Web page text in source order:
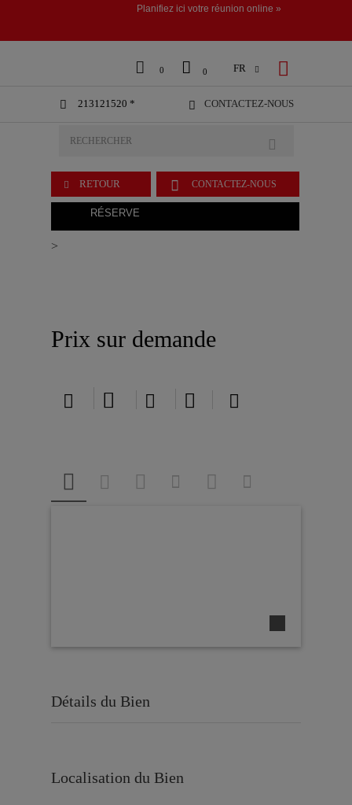
FR  
CONTACTEZ-NOUS
 0  0
 213121520 * 
Planifiez ici votre réunion online »
>
Prix sur demande
    
Détails du Bien
Localisation du Bien
 RETOUR  CONTACTEZ-NOUS
RÉSERVE